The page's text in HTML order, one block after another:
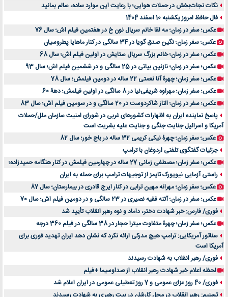
نکات نجات‌بخش در حملات هوایی؛ با رعایت این موارد ساده، سالم بمانید
فال حافظ امروز یکشنبه 10 اسفند 1404
عکس؛ سفر در زمان؛ مه لقا خانم سریال نون خ در هفتمین فیلم اش؛ سال 76
عکس؛ سفر زمان؛ نگین صدق گویا در 34 سالگی در کنار ماهایا پطروسیان
عکس؛ سفر در زمان؛ خانم بزرگ سریال ستایش در اولین فیلم اش؛ سال 68
عکس؛ سفر در زمان؛ نازنین بیاتی در 25 سالگی و در ششمین فیلم اش؛ سال 93
عکس؛ سفر زمان؛ چهرۀ آنا نعمتی 22 ساله در دومین فیلمش؛ سال 78
عکس؛ سفر زمان؛ مهراوه شریفی‌نیا در 8 سالگی در اولین فیلمش؛ دهۀ 60
عکس؛ سفر در زمان؛ الناز شاکردوست در 20 سالگی و در سومین فیلم اش؛ سال 83
پاسخ نماینده ایران به اظهارات کشورهای غربی در شورای امنیت سازمان ملل/حملات
آمریکا و اسرائیل جنایت جنگی و جنایت علیه بشریت است
عکس؛ سفر زمان؛ چهرۀ نیکی کریمی 32 ساله در باج خور؛ سال 82
جزئیات گفتگوی تلفنی اردوغان با ترامپ
عکس؛ سفر زمان؛ مصطفی زمانی 27 ساله در چهارمین فیلمش در کنار هنگامه حمیدزاده؛
راستی آزمایی نیویورک تایمز از توجیهات ترامپ برای حمله به ایران
عکس؛ سفر زمان؛ مهرانه مهین ترابی در کنار ایرج قادری در بیمارستان؛ سال 87
عکس؛ سفر در زمان؛ آتنه فقیه نصیری در 23 سالگی و در دومین فیلم اش؛ سال 70
فوری/ فارس: خبر شهادت دختر، داماد و نوه رهبر انقلاب تأیید شد
عکس؛ سفر زمان؛ چهرۀ متفاوت میترا حجار در 38 سالگی در فیلم 360 درجه
سناتور آمریکایی: ترامپ هیچ مدرکی ارائه نکرد که نشان دهد ایران تهدید فوری برای
آمریکا است
فوری/ رهبر انقلاب به شهادت رسیدند
لحظه اعلام خبر شهادت رهبر انقلاب از صداوسیما +فیلم
فوری/ 40 روز عزای عمومی و 7 روز تعطیلی عمومی در ایران اعلام شد
تسنیم: رهبر انقلاب در محل کارشان در بیت رهبری به شهادت رسیدند